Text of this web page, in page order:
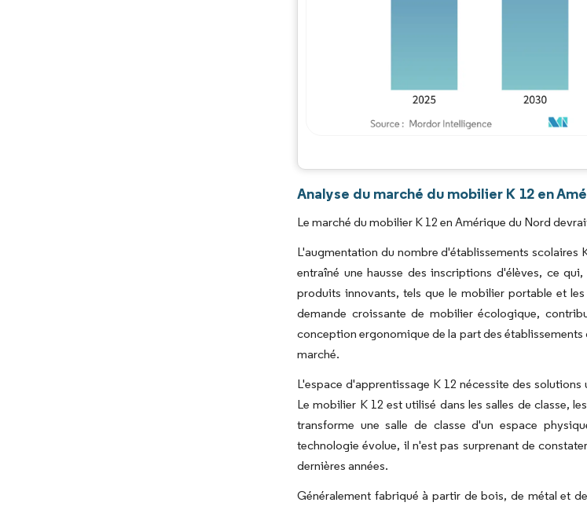
Analyse du marché du mobilier K 12 en
Le marché du mobilier K 12 en Amérique du Nord
L'augmentation du nombre d'établissements
entraîné une hausse des inscriptions d'élèves, ce
produits innovants, tels que le mobilier portable et
demande croissante de mobilier écologique,
conception ergonomique de la part des
marché.
L'espace d'apprentissage K 12 nécessite des
Le mobilier K 12 est utilisé dans les salles de classe,
transforme une salle de classe d'un espace
technologie évolue, il n'est pas surprenant de
dernières années.
Généralement fabriqué à partir de bois, de métal et